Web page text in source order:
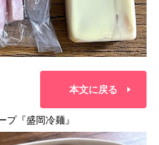
本文に戻る
『盛岡冷麺』